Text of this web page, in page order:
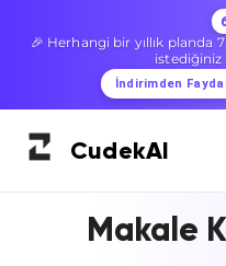
🎉 Herhangi bir yıllık planda
istediğiniz
İndirimden
CudekAI
Makale